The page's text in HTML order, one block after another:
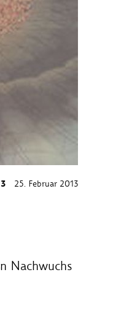
25. Februar 2013
Nachwuchs